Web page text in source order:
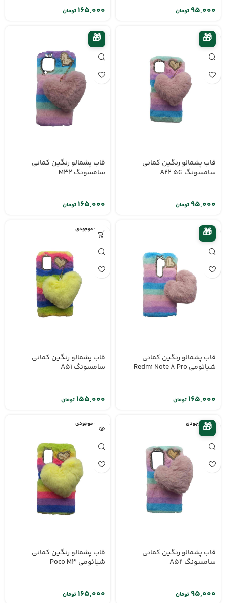
تومان تومان
🎁
قاب پشمالو رنگین کمانی
سامسونگ A22 5G
تومان
🎁
قاب پشمالو رنگین کمانی
سامسونگ M32
تومان
🎁
قاب پشمالو رنگین کمانی
شیائومی Redmi Note 8 Pro
تومان
اتمام موجودی
قاب پشمالو رنگین کمانی
سامسونگ A51
تومان
🎁
اتمام موجودی
قاب پشمالو رنگین کمانی
سامسونگ A52
تومان
اتمام موجودی
قاب پشمالو رنگین کمانی
شیائومی Poco M3
تومان